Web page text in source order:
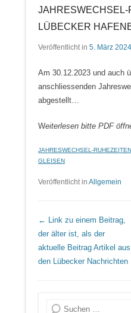
LÜBECKER
Veröffentlicht in 5. März 2024
Am 30.12.2023 und auch
anschliessenden
abgestellt…
Weiterlesen bitte PDF
JAHRESWECHSEL-
GLEISEN
Veröffentlicht in Allgemein
Beitrags Übersicht
← Link zu einem Beitrag,
der älter ist, als der
aktuelle Beitrag Artikel aus
den Lübecker Nachrichten
Suche